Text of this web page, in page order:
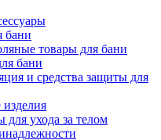
бани
товары для бани
бани
и средства защиты для
для ухода за телом